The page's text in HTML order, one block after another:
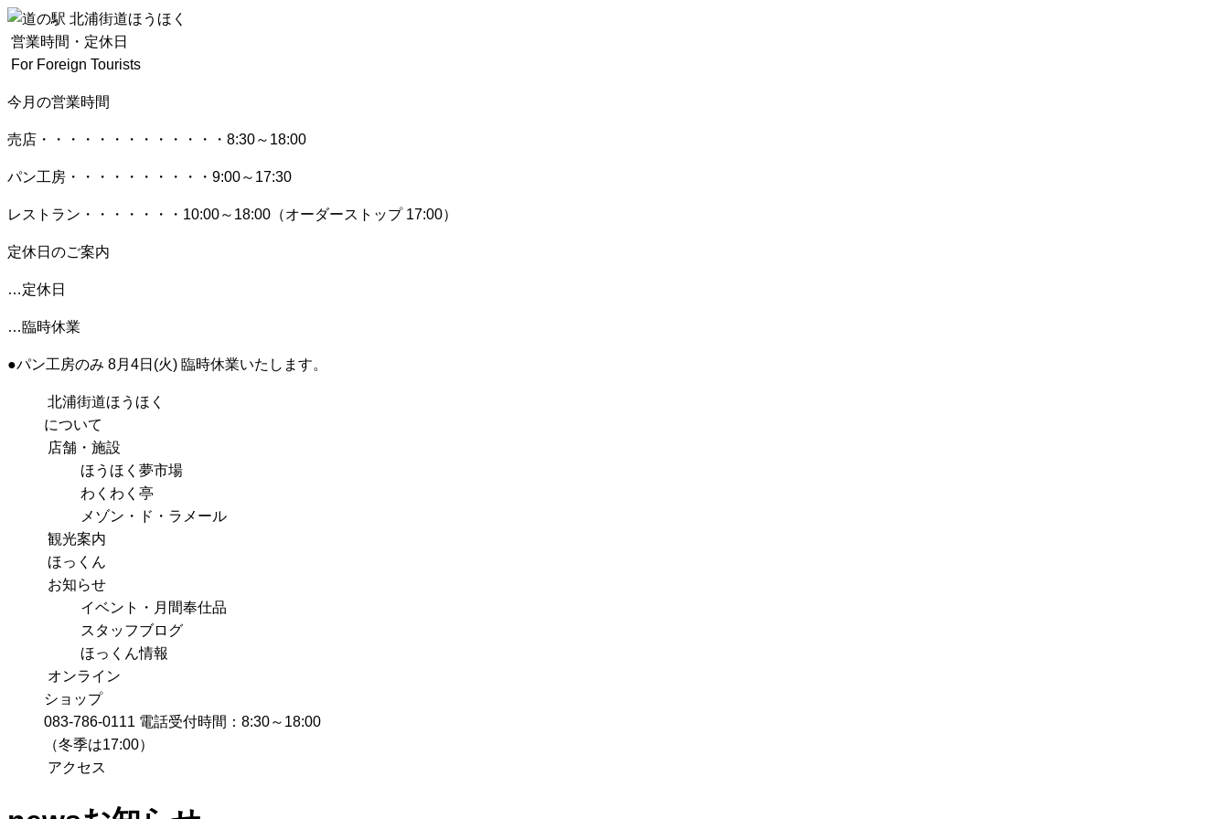
営業時間・定休日
For Foreign Tourists
今月の営業時間
売店 ・・・・・・・・・・・・・ 8:30～18:00
パン工房 ・・・・・・・・・・ 9:00～17:30
レストラン ・・・・・・・ 10:00～18:00 （オーダーストップ 17:00）
定休日のご案内
…定休日
…臨時休業
●パン工房のみ 8月4日(火) 臨時休業いたします。
北浦街道ほうほく
について
店舗・施設
ほうほく夢市場
わくわく亭
メゾン・ド・ラメール
観光案内
ほっくん
お知らせ
イベント・月間奉仕品
スタッフブログ
ほっくん情報
オンライン
ショップ
083-786-0111 電話受付時間：8:30～18:00
（冬季は17:00）
アクセス